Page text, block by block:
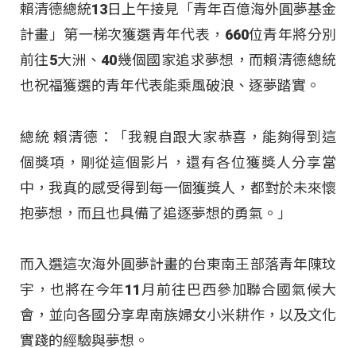
賴清德總統13日上午接見「青年百億海外圓夢基金
計畫」第一梯次獲選青年代表，660位青年將分別
前往5大洲、40幾個國家追求夢想，而賴清德總統
也祝福獲選的青年代表能乘風破浪、逐夢踏實。
總統 賴清德：「我親自跟大家恭喜，能夠得到這
個獎項，剛從這個影片，還有各位獲獎人分享當
中，我真的感受得到每一個獲獎人，都對於未來懷
抱夢想，而且也具備了追逐夢想的勇氣。」
而入選這次海外圓夢計畫的台東南王部落青年陳玟
宇，也將在今年11月前往巴西參加聯合國氣候大
會，並向各國分享卑南族婦女小米耕作，以及文化
實踐的經驗與夢想。